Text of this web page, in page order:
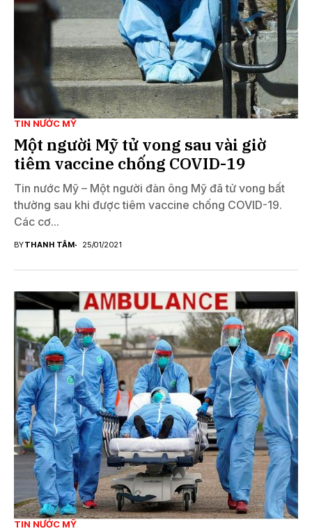
TIN NƯỚC MỸ
Một người Mỹ tử vong sau vài giờ
tiêm vaccine chống COVID-19
Tin nước Mỹ – Một người đàn ông Mỹ đã tử vong bất
thường sau khi được tiêm vaccine chống COVID-19.
Các cơ...
BYTHANH TÂM 25/01/2021
TIN NƯỚC MỸ